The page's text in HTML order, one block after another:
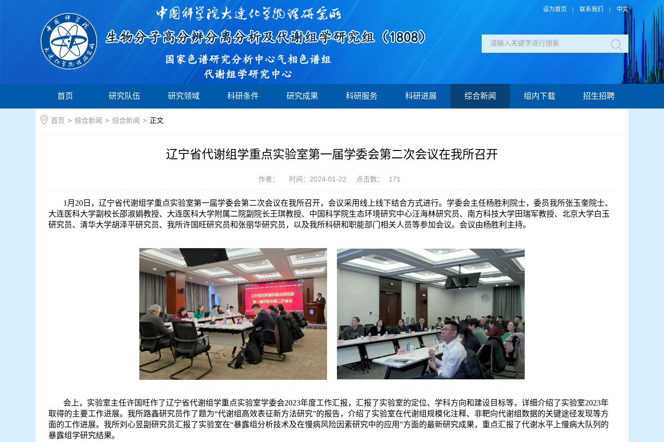
设为首页 联系我们 中文
首页 研究队伍 研究领域 科研条件 研究成果 科研服务 科研进展 综合新闻 组内下载 招生招聘
首页 > 综合新闻 > 综合新闻 > 正文
辽宁省代谢组学重点实验室第一届学委会第二次会议在我所召开
作者： 时间：2024-01-22 点击数： 171
1 月 20 日，辽宁省代谢组学重点实验室第一届学委会第二次会议在我所召开，会议采用线上线下结合方式进行。学委会主任杨胜利院士，委员我所张玉奎院士、
大连医科大学副校长邵淑娟教授、大连医科大学附属二院副院长王琪教授、中国科学院生态环境研究中心汪海林研究员、南方科技大学田瑞军教授、北京大学白玉
研究员、清华大学胡泽平研究员、我所许国旺研究员和张丽华研究员，以及我所科研和职能部门相关人员等参加会议。会议由杨胜利主持。
会上，实验室主任许国旺作了辽宁省代谢组学重点实验室学委会2023年度工作汇报，汇报了实验室的定位、学科方向和建设目标等，详细介绍了实验室2023年
取得的主要工作进展。我所路鑫研究员作了题为“代谢组高效表征新方法研究”的报告，介绍了实验室在代谢组规模化注释、非靶向代谢组数据的关键途径发现等方
面的工作进展。我所刘心昱副研究员汇报了实验室在“暴露组分析技术及在慢病风险因素研究中的应用”方面的最新研究成果，重点汇报了代谢水平上慢病大队列的
暴露组学研究结果。